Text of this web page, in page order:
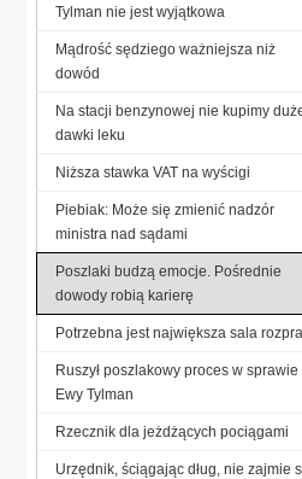
Tylman nie jest wyjątkowa
Mądrość sędziego ważniejsza niż
dowód
Na stacji benzynowej nie kupimy
dawki leku
Niższa stawka VAT na wyścigi
Piebiak: Może się zmienić nadzór
ministra nad sądami
Poszlaki budzą emocje. Pośrednie
dowody robią karierę
Potrzebna jest największa sala
Ruszył poszlakowy proces w sprawie
Ewy Tylman
Rzecznik dla jeżdżących pociągami
Urzędnik, ściągając dług, nie zajmie